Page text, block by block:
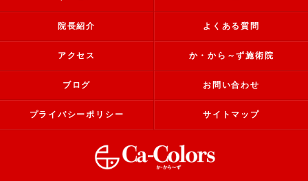
院長紹介 よくある質問
アクセス か・から～ず施術院
ブログ お問い合わせ
プライバシーポリシー サイトマップ